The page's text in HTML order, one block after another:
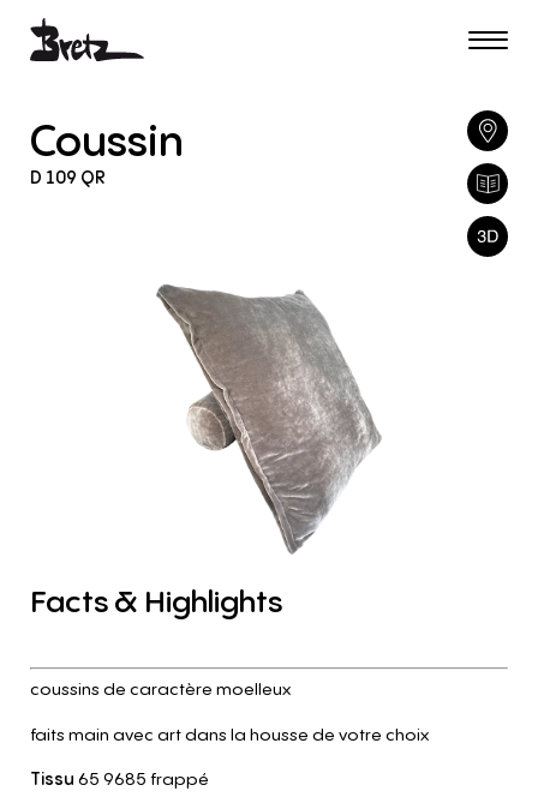
Coussin
D 109 QR
Facts& Highlights
coussins de caractère moelleux
faits main avec art dans la housse de votre choix
Tissu 65 9685 frappé